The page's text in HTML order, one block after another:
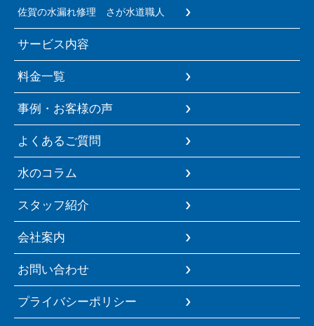
佐賀の水漏れ修理 さが水道職人
サービス内容
料金一覧
事例・お客様の声
よくあるご質問
水のコラム
スタッフ紹介
会社案内
お問い合わせ
プライバシーポリシー